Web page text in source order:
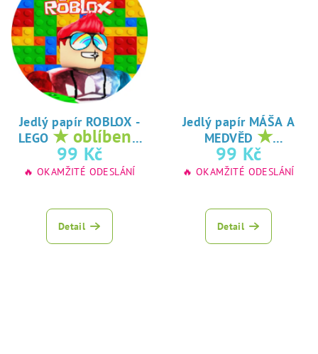
Jedlý papír ROBLOX -
LEGO ★ oblíbený
tisk na jedlý
papír
99 Kč
🔥 OKAMŽITÉ ODESLÁNÍ
Detail
Jedlý papír MÁŠA A
MEDVĚD ★
oblíbený tisk na
jedlý papír
99 Kč
🔥 OKAMŽITÉ ODESLÁNÍ
Detail